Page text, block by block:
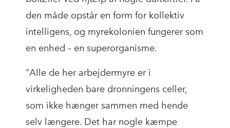
den måde opstår en form for kollektiv
intelligens, og myrekolonien fungerer som
en enhed – en superorganisme.
”Alle de her arbejdermyre er i
virkeligheden bare dronningens celler,
som ikke hænger sammen med hende
selv længere. Det har nogle kæmpe